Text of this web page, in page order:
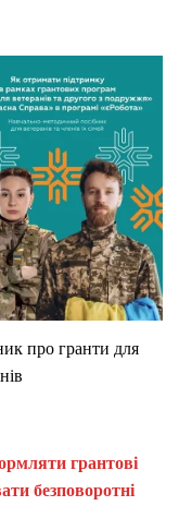
про гранти для
грантові
безповоротні